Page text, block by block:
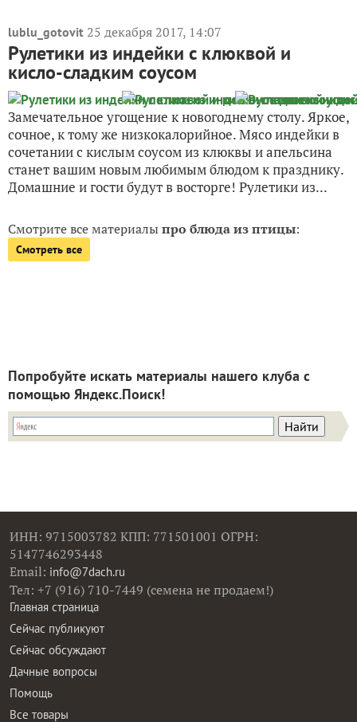
lublu_gotovit 25 декабря 2017, 14:07
Рулетики из индейки с клюквой и
кисло-сладким соусом
Замечательное угощение к новогоднему столу. Яркое,
сочное, к тому же низкокалорийное. Мясо индейки в
сочетании с кислым соусом из клюквы и апельсина
станет вашим новым любимым блюдом к празднику.
Домашние и гости будут в восторге! Рулетики из...
Смотрите все материалыпро блюда из птицы:
Смотреть все
Попробуйте искать материалы нашего клуба с
помощью Яндекс.Поиск!
ИНН: 9715003782 КПП: 771501001 ОГРН:
5147746293448
Email: info@7dach.ru
Тел: +7 (916) 710-7449 (семена не продаем!)
Главная страница
Сейчас публикуют
Сейчас обсуждают
Дачные вопросы
Помощь
Все товары